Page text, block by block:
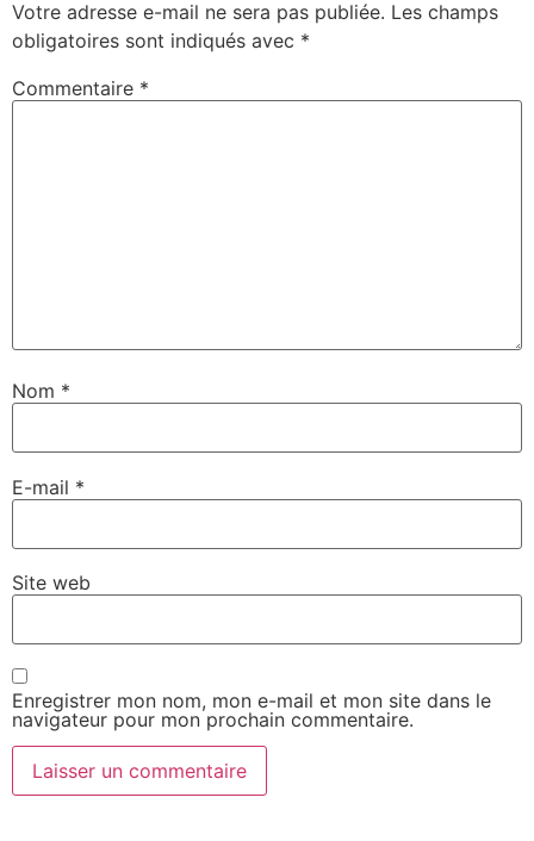
Votre adresse e-mail ne sera pas publiée. Les champs
obligatoires sont indiqués avec *
Commentaire *
Nom *
E-mail *
Site web
Enregistrer mon nom, mon e-mail et mon site dans le
navigateur pour mon prochain commentaire.